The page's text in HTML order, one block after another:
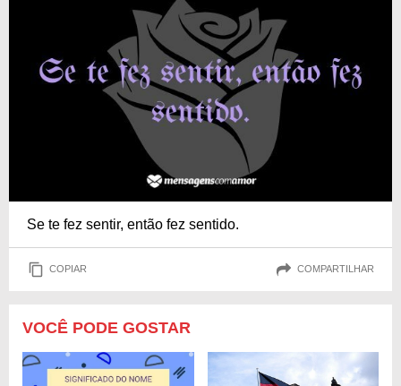
Se te fez sentir, então fez sentido.
COPIAR COMPARTILHAR
VOCÊ PODE GOSTAR